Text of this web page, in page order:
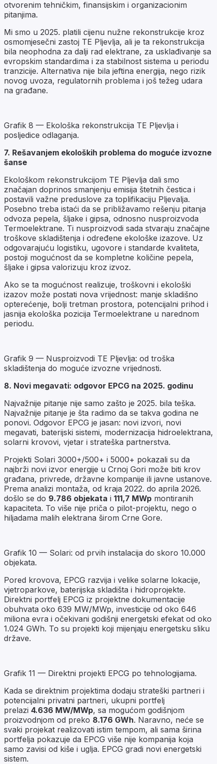
otvorenim tehničkim, finansijskim i organizacionim
pitanjima.
Mi smo u 2025. platili cijenu nužne rekonstrukcije kroz
osmomjesečni zastoj TE Pljevlja, ali je ta rekonstrukcija
bila neophodna za dalji rad elektrane, za usklađivanje sa
evropskim standardima i za stabilnost sistema u periodu
tranzicije. Alternativa nije bila jeftina energija, nego rizik
novog uvoza, regulatornih problema i još težeg udara
na građane.
Grafik 8 — Ekološka rekonstrukcija TE Pljevlja i
posljedice odlaganja.
7. Rešavanjem ekoloških problema do moguće izvozne
šanse
Ekološkom rekonstrukcijom TE Pljevlja dali smo
značajan doprinos smanjenju emisija štetnih čestica i
postavili važne preduslove za toplifikaciju Pljevalja.
Posebno treba istaći da se približavamo rešenju pitanja
odvoza pepela, šljake i gipsa, odnosno nusproizvoda
Termoelektrane. Ti nusproizvodi sada stvaraju značajne
troškove skladištenja i određene ekološke izazove. Uz
odgovarajuću logistiku, ugovore i standarde kvaliteta,
postoji mogućnost da se kompletne količine pepela,
šljake i gipsa valorizuju kroz izvoz.
Ako se ta mogućnost realizuje, troškovni i ekološki
izazov može postati nova vrijednost: manje skladišno
opterećenje, bolji tretman prostora, potencijalni prihod i
jasnija ekološka pozicija Termoelektrane u narednom
periodu.
Grafik 9 — Nusproizvodi TE Pljevlja: od troška
skladištenja do moguće izvozne vrijednosti.
8. Novi megavati: odgovor EPCG na 2025. godinu
Najvažnije pitanje nije samo zašto je 2025. bila teška.
Najvažnije pitanje je šta radimo da se takva godina ne
ponovi. Odgovor EPCG je jasan: novi izvori, novi
megavati, baterijski sistemi, modernizacija hidroelektrana,
solarni krovovi, vjetar i strateška partnerstva.
Projekti Solari 3000+/500+ i 5000+ pokazali su da
najbrži novi izvor energije u Crnoj Gori može biti krov
građana, privrede, državne kompanije ili javne ustanove.
Prema analizi montaža, od kraja 2022. do aprila 2026.
došlo se do 9.786 objekata i 111,7 MWp montiranih
kapaciteta. To više nije priča o pilot-projektu, nego o
hiljadama malih elektrana širom Crne Gore.
Grafik 10 — Solari: od prvih instalacija do skoro 10.000
objekata.
Pored krovova, EPCG razvija i velike solarne lokacije,
vjetroparkove, baterijska skladišta i hidroprojekte.
Direktni portfelj EPCG iz projektne dokumentacije
obuhvata oko 639 MW/MWp, investicije od oko 646
miliona evra i očekivani godišnji energetski efekat od oko
1.024 GWh. To su projekti koji mijenjaju energetsku sliku
države.
Grafik 11 — Direktni projekti EPCG po tehnologijama.
Kada se direktnim projektima dodaju strateški partneri i
potencijalni privatni partneri, ukupni portfelj
prelazi 4.636 MW/MWp, sa mogućom godišnjom
proizvodnjom od preko 8.176 GWh. Naravno, neće se
svaki projekat realizovati istim tempom, ali sama širina
portfelja pokazuje da EPCG više nije kompanija koja
samo zavisi od kiše i uglja. EPCG gradi novi energetski
sistem.